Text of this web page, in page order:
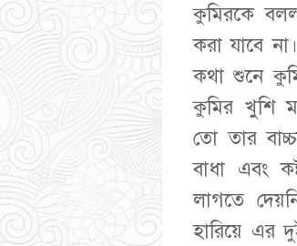
কুমিরকে
করা যাবে
কথা শুনে
কুমির খুশি
তো তার
বাধা এবং
লাগতে
হারিয়ে এর